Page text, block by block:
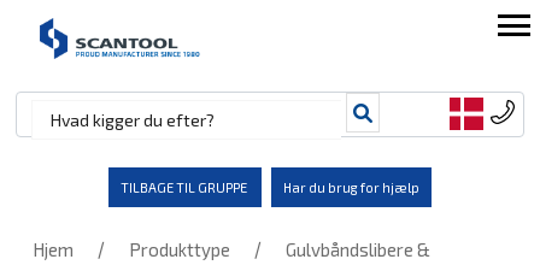
TILBAGE TIL GRUPPE Har du brug for hjælp
Hjem / Produkttype /
Gulvbåndslibere &